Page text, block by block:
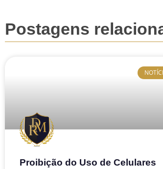
Postagens
Proibição do Uso de Celulares